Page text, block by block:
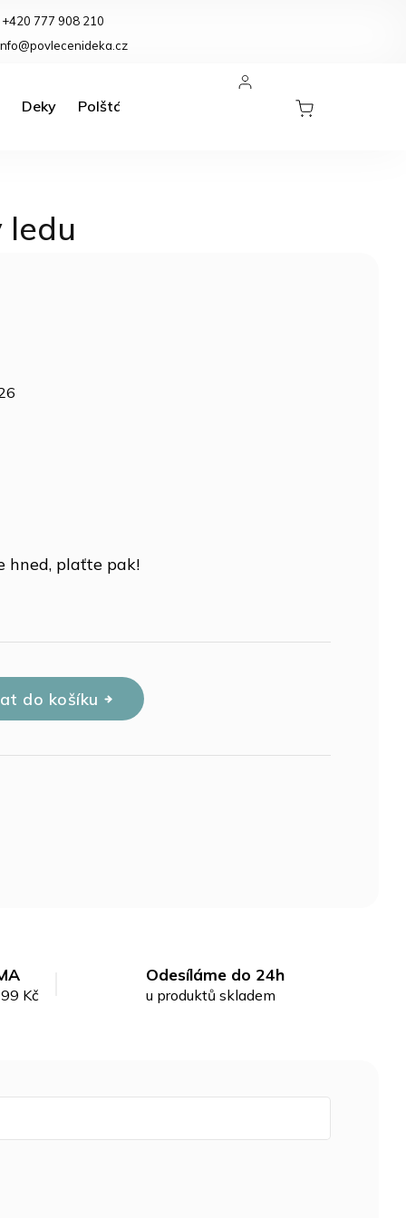
+420 777 908 210
Deky Polštáře Koupelnové předložky
ledu
hned, plaťte pak!
do košíku
Kč
Odesíláme do 24h
u produktů skladem